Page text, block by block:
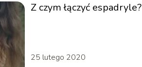
Z czym łączyć espadryle?
25 lutego 2020